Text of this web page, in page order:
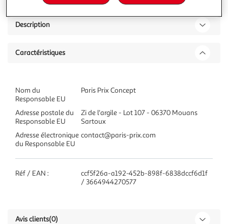
Description
Caractéristiques
Nom du
Responsable EU
Paris Prix Concept
Adresse postale du
Responsable EU
Zi de l'argile - Lot 107 - 06370 Mouans
Sartoux
Adresse électronique
du Responsable EU
contact@paris-prix.com
Réf / EAN :
ccf5f26a-a192-452b-898f-6838dccf6d1f
/ 3664944270577
Avis clients(0)